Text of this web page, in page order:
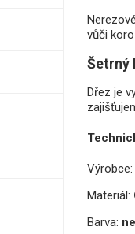
vůči
Šetrný
Dřez je
Výrobce:
Materiál:
Barva: